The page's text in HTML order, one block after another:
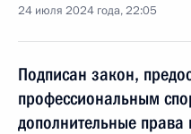
24 июля 2024 года, 22:05
Подписан закон,
профессиональным
дополнительные